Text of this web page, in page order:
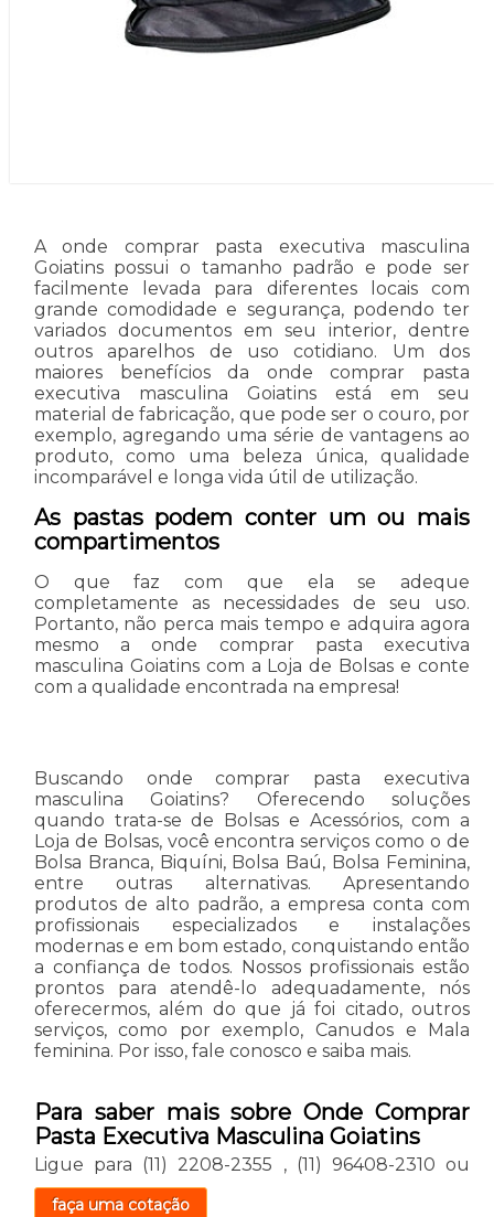
A onde comprar pasta executiva masculina
Goiatins possui o tamanho padrão e pode ser
facilmente levada para diferentes locais com
grande comodidade e segurança, podendo ter
variados documentos em seu interior, dentre
outros aparelhos de uso cotidiano. Um dos
maiores benefícios da onde comprar pasta
executiva masculina Goiatins está em seu
material de fabricação, que pode ser o couro, por
exemplo, agregando uma série de vantagens ao
produto, como uma beleza única, qualidade
incomparável e longa vida útil de utilização.
As pastas podem conter um ou mais
compartimentos
O que faz com que ela se adeque
completamente as necessidades de seu uso.
Portanto, não perca mais tempo e adquira agora
mesmo a onde comprar pasta executiva
masculina Goiatins com a Loja de Bolsas e conte
com a qualidade encontrada na empresa!
Buscando onde comprar pasta executiva
masculina Goiatins? Oferecendo soluções
quando trata-se de Bolsas e Acessórios, com a
Loja de Bolsas, você encontra serviços como o de
Bolsa Branca, Biquíni, Bolsa Baú, Bolsa Feminina,
entre outras alternativas. Apresentando
produtos de alto padrão, a empresa conta com
profissionais especializados e instalações
modernas e em bom estado, conquistando então
a confiança de todos. Nossos profissionais estão
prontos para atendê-lo adequadamente, nós
oferecermos, além do que já foi citado, outros
serviços, como por exemplo, Canudos e Mala
feminina. Por isso, fale conosco e saiba mais.
Para saber mais sobre Onde Comprar
Pasta Executiva Masculina Goiatins
Ligue para (11) 2208-2355 , (11) 96408-2310 ou
faça uma cotação